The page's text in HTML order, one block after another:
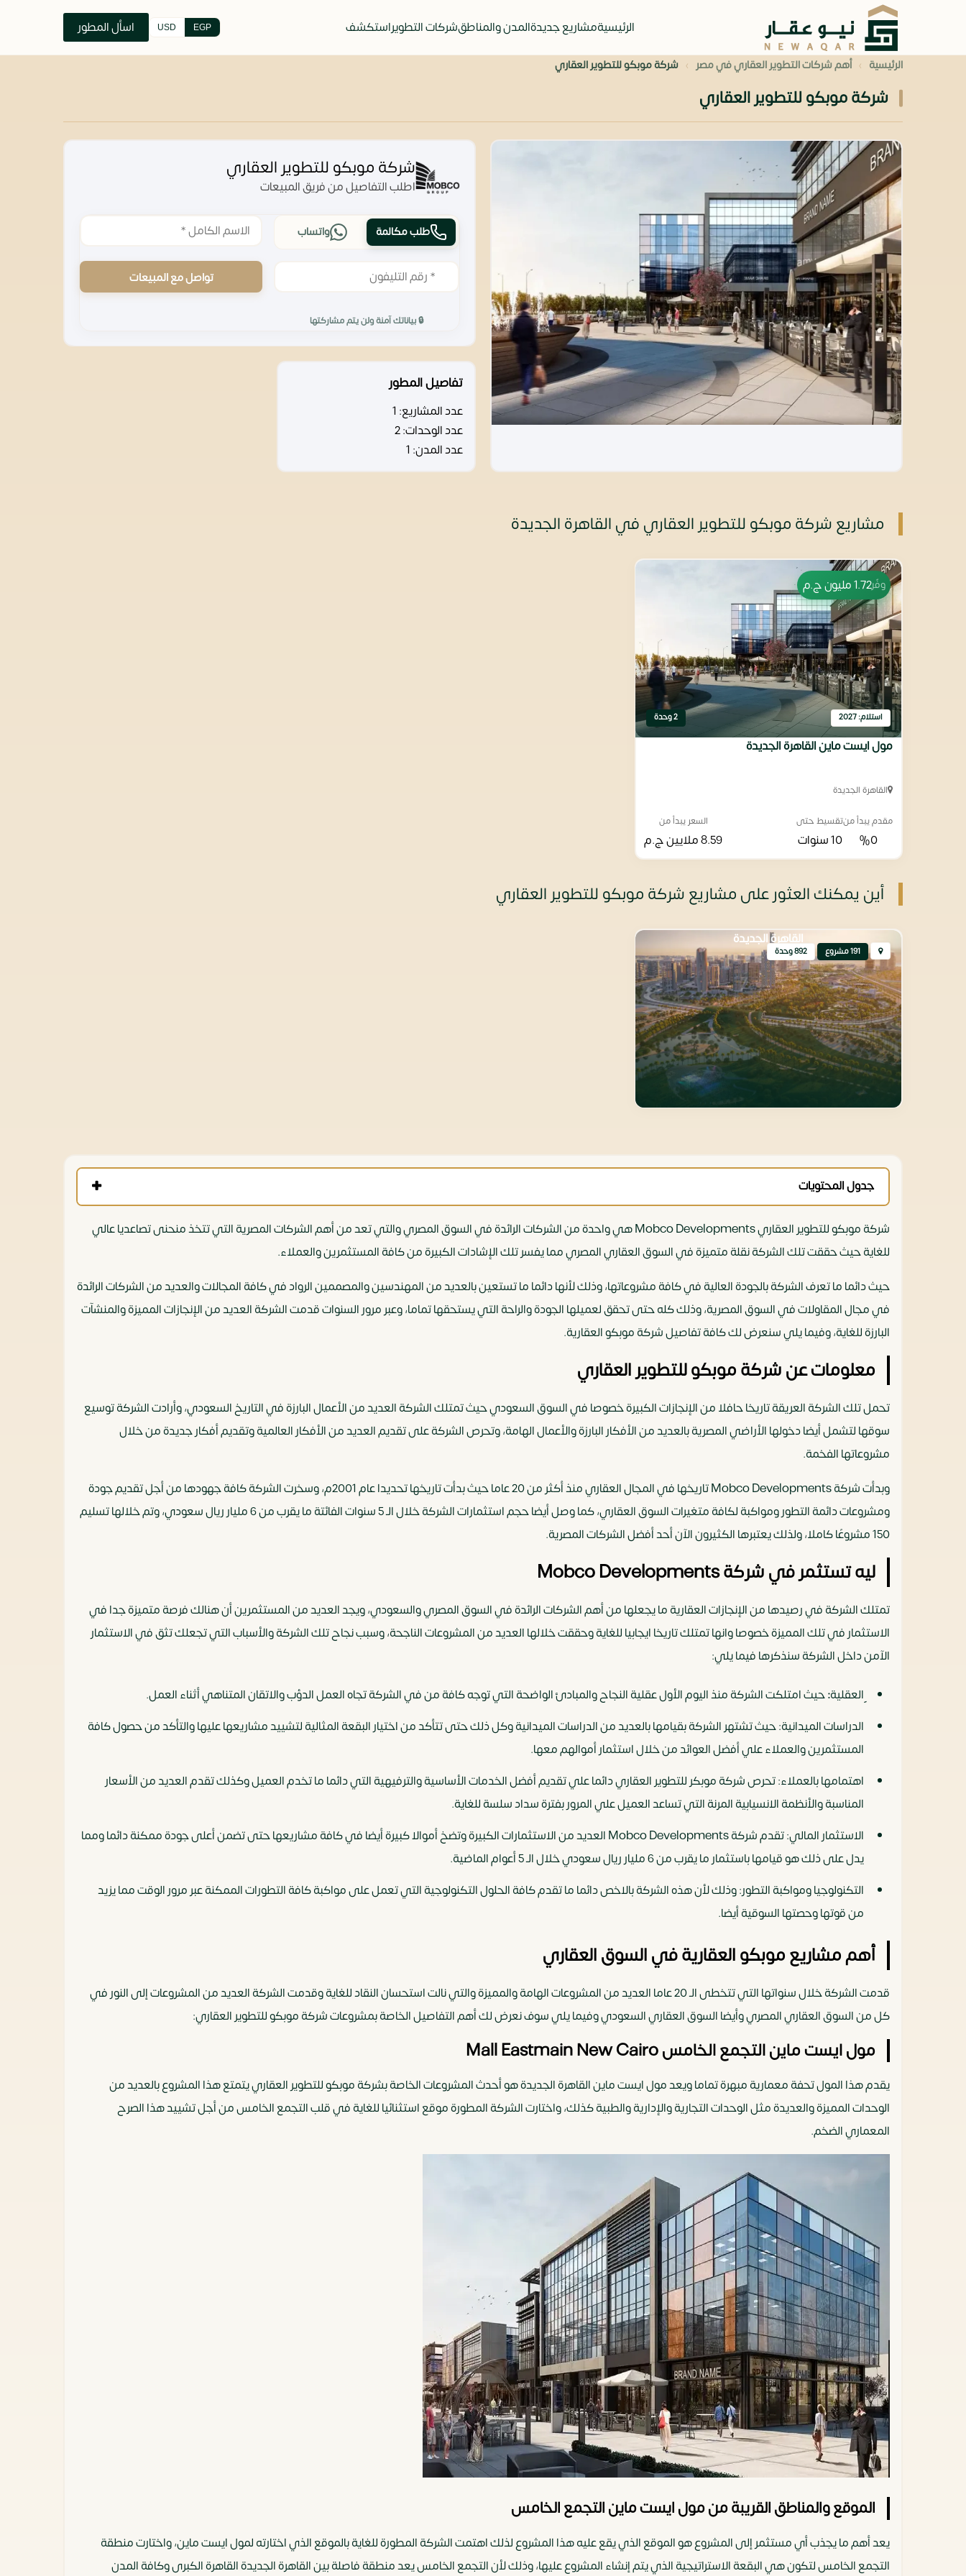
الرئيسيةمشاريع جديدةالمدن والمناطقشركات التطويراستكشف EGP
USD اسأل المطور
الرئيسية › أهم شركات التطوير العقاري في مصر › شركة موبكو للتطوير العقاري
شركة موبكو للتطوير العقاري
شركة موبكو للتطوير العقاري
اطلب التفاصيل من فريق المبيعات
طلب مكالمة واتساب
تواصل مع المبيعات
🔒 بياناتك آمنة ولن يتم مشاركتها
تفاصيل المطور
عدد المشاريع: 1
عدد الوحدات:2
عدد المدن: 1
مشاريع شركة موبكو للتطوير العقاري في القاهرة الجديدة
وفّر1.72 مليون ج.م
استلام: 2027 2 وحدة
مول ايست ماين القاهرة الجديدة
القاهرة الجديدة
مقدم يبدأ من
%0
تقسيط حتى
10 سنوات
السعر يبدأ من
8.59 ملايين ج.م
أين يمكنك العثور على مشاريع شركة موبكو للتطوير العقاري
191 مشروع 892 وحدة
القاهرة الجديدة
جدول المحتويات
شركة موبكو للتطوير العقاري Mobco Developments هي واحدة من الشركات الرائدة في السوق المصري والتي تعد من أهم الشركات المصرية التي تتخذ منحنى تصاعديا عالي
للغاية حيث حققت تلك الشركة نقلة متميزة في السوق العقاري المصري مما يفسر تلك الإشادات الكبيرة من كافة المستثمرين والعملاء.
حيث دائما ما تعرف الشركة بالجودة العالية في كافة مشروعاتها، وذلك لأنها دائما ما تستعين بالعديد من المهندسين والمصممين الرواد في كافة المجالات والعديد من الشركات الرائدة
في مجال المقاولات في السوق المصرية، وذلك كله حتى تحقق لعميلها الجودة والراحة التي يستحقها تماما، وعبر مرور السنوات قدمت الشركة العديد من الإنجازات المميزة والمنشآت
البارزة للغاية، وفيما يلي سنعرض لك كافة تفاصيل شركة موبكو العقارية.
معلومات عن شركة موبكو للتطوير العقاري
تحمل تلك الشركة العريقة تاريخا حافلا من الإنجازات الكبيرة خصوصا في السوق السعودي حيث تمتلك الشركة العديد من الأعمال البارزة في التاريخ السعودي، وأرادت الشركة توسيع
سوقها لتشمل أيضا دخولها الأراضي المصرية بالعديد من الأفكار البارزة والأعمال الهامة، وتحرص الشركة على تقديم العديد من الأفكار العالمية وتقديم أفكار جديدة من خلال
مشروعاتها الفخمة.
وبدأت شركة Mobco Developments تاريخها في المجال العقاري منذ أكثر من 20 عاما حيث بدأت تاريخها تحديدا عام 2001م، وسخرت الشركة كافة جهودها من أجل تقديم جودة
ومشروعات دائمة التطور ومواكبة لكافة متغيرات السوق العقاري، كما وصل أيضا حجم استثمارات الشركة خلال الـ 5 سنوات الفائتة ما يقرب من 6 مليار ريال سعودي، وتم خلالها تسليم
150 مشروعًا كاملا، ولذلك يعتبرها الكثيرون الآن أحد أفضل الشركات المصرية.
ليه تستثمر في شركة Mobco Developments
تمتلك الشركة في رصيدها من الإنجازات العقارية ما يجعلها من أهم الشركات الرائدة في السوق المصري والسعودي، ويجد العديد من المستثمرين أن هنالك فرصة متميزة جدا في
الاستثمار في تلك المميزة خصوصا وانها تمتلك تاريخا ايجابيا للغاية وحققت خلالها العديد من المشروعات الناجحة، وسبب نجاح تلك الشركة والأسباب التي تجعلك تثق في الاستثمار
الآمن داخل الشركة سنذكرها فيما يلي:
العقلية:حيث امتلكت الشركة منذ اليوم الأول عقلية النجاح والمبادئ الواضحة التي توجه كافة من في الشركة تجاه العمل الدؤب والاتقان المتناهي أثناء العمل.
الدراسات الميدانية: حيث تشتهر الشركة بقيامها بالعديد من الدراسات الميدانية وكل ذلك حتى تتأكد من اختيار البقعة المثالية لتشييد مشاريعها عليها والتأكد من حصول كافة
المستثمرين والعملاء علي أفضل العوائد من خلال استثمار أموالهم معها.
اهتمامها بالعملاء: تحرص شركة موبكر للتطوير العقاري دائما علي تقديم أفضل الخدمات الأساسية والترفيهية التي دائما ما تخدم العميل وكذلك تقدم العديد من الأسعار
المناسبة والأنظمة الانسيابية المرنة التي تساعد العميل علي المرور بفترة سداد سلسة للغاية.
الاستثمار المالي: تقدم شركة Mobco Developments العديد من الاستثمارات الكبيرة وتضخ أموالا كبيرة أيضا في كافة مشاريعها حتى تضمن أعلى جودة ممكنة دائما ومما
يدل على ذلك هو قيامها باستثمار ما يقرب من 6 مليار ريال سعودي خلال الـ 5 أعوام الماضية.
التكنولوجيا ومواكبة التطور: وذلك لأن هذه الشركة بالاخص دائما ما تقدم كافة الحلول التكنولوجية التي تعمل على مواكبة كافة التطورات الممكنة عبر مرور الوقت مما يزيد
من قوتها وحصتها السوقية أيضا.
أهم مشاريع موبكو العقارية في السوق العقاري
قدمت الشركة خلال سنواتها التي تتخطى الـ 20 عاما العديد من المشروعات الهامة والمميزة والتي نالت استحسان النقاد للغاية وقدمت الشركة العديد من المشروعات إلى النور في
كل من السوق العقاري المصري وأيضا السوق العقاري السعودي وفيما يلي سوف نعرض لك أهم التفاصيل الخاصة بمشروعات شركة موبكو للتطوير العقاري:
مول ايست ماين التجمع الخامس Mall Eastmain New Cairo
يقدم هذا المول تحفة معمارية مبهرة تماما ويعد مول ايست ماين القاهرة الجديدة هو أحدث المشروعات الخاصة بشركة موبكو للتطوير العقاري يتمتع هذا المشروع بالعديد من
الوحدات المميزة والعديدة مثل الوحدات التجارية والإدارية والطبية كذلك، واختارت الشركة المطورة موقع استثنائيا للغاية في قلب التجمع الخامس من أجل تشييد هذا الصرح
المعماري الضخم.
الموقع والمناطق القريبة من مول ايست ماين التجمع الخامس
يعد أهم ما يجذب أي مستثمر إلى المشروع هو الموقع الذي يقع عليه هذا المشروع لذلك اهتمت الشركة المطورة للغاية بالموقع الذي اختارته لمول ايست ماين، واختارت منطقة
التجمع الخامس لتكون هي البقعة الاستراتيجية الذي يتم إنشاء المشروع عليها، وذلك لأن التجمع الخامس يعد منطقة فاصلة بين القاهرة الجديدة القاهرة الكبرى وكافة المدن